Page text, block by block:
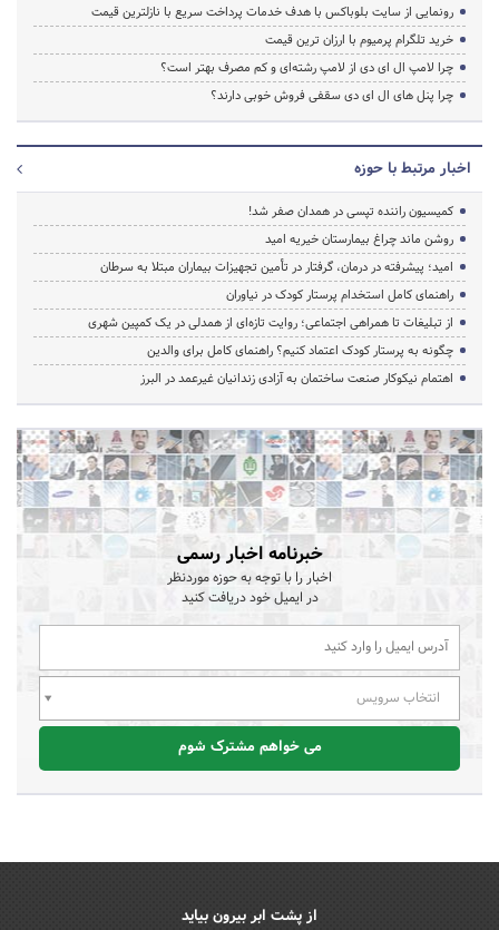
رونمایی از سایت بلوباکس با هدف خدمات پرداخت سریع با نازلترین قیمت
خرید تلگرام پرمیوم با ارزان ترین قیمت
چرا لامپ ال ای دی از لامپ رشته‌ای و کم مصرف بهتر است؟
چرا پنل های ال ای دی سقفی فروش خوبی دارند؟
اخبار مرتبط با حوزه
کمیسیون راننده تپسی در همدان صفر شد!
روشن ماند چراغ بیمارستان خیریه امید
امید؛ پیشرفته در درمان، گرفتار در تأمین تجهیزات بیماران مبتلا به سرطان
راهنمای کامل استخدام پرستار کودک در نیاوران
از تبلیغات تا همراهی اجتماعی؛ روایت تازه‌ای از همدلی در یک کمپین شهری
چگونه به پرستار کودک اعتماد کنیم؟ راهنمای کامل برای والدین
اهتمام نیکوکار صنعت ساختمان به آزادی زندانیان غیرعمد در البرز
خبرنامه اخبار رسمی
اخبار را با توجه به حوزه موردنظر
در ایمیل خود دریافت کنید
انتخاب سرویس
می خواهم مشترک شوم
از پشت ابر بیرون بیاید